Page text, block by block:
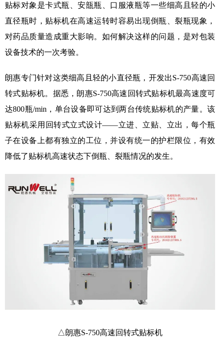
贴标对象是卡式瓶、安瓿瓶、口服液瓶等一些细高且轻的小
直径瓶时，贴标机在高速运转时容易出现倒瓶、裂瓶现象，
对药品质量造成重大影响。如何解决这样的问题，是对包装
设备技术的一次考验。
朗惠专门针对这类细高且轻的小直径瓶，开发出S-750高速回
转式贴标机。据悉，朗惠S-750高速回转式贴标机最高速度可
达800瓶/min，单台设备即可达到两台传统贴标机的产量。该
贴标机采用回转式立式设计——立进、立贴、立出，每个瓶
子在设备上都有独立的工位，并设有统一的护栏限位，有效
降低了贴标机高速状态下倒瓶、裂瓶情况的发生。
△朗惠S-750高速回转式贴标机